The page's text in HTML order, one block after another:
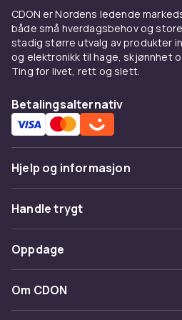
pads
Sminkefjernservietter og
er praktiske løsninger for
mens vaskbare
miljøvennlige alternativet.
anbefales spesialtilpassede
skånsomme mot det
Velg riktig
hudtype
Sensitiv hud trives best
alkoholfrie formler som
har nytte av renseoljer og
CDON er Nordens ledende
både små hverdagsbehov og
stadig større utvalg av produkter
og elektronikk til hage, skjønnhet
Ting for livet, rett og slett.
Betalingsalternativ
Hjelp og informasjon
Vanlige spørsmål
Spor pakke
Angre & returner her
Kontakt oss
Handle trygt
Betaling
Levering
Oppdage
Kategorier
Varemerker
Om CDON